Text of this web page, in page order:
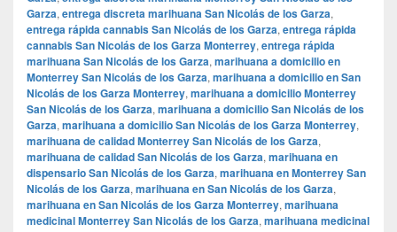
Garza, entrega discreta marihuana San Nicolás de los Garza,
entrega rápida cannabis San Nicolás de los Garza, entrega rápida
cannabis San Nicolás de los Garza Monterrey, entrega rápida
marihuana San Nicolás de los Garza, marihuana a domicilio en
Monterrey San Nicolás de los Garza, marihuana a domicilio en San
Nicolás de los Garza Monterrey, marihuana a domicilio Monterrey
San Nicolás de los Garza, marihuana a domicilio San Nicolás de los
Garza, marihuana a domicilio San Nicolás de los Garza Monterrey,
marihuana de calidad Monterrey San Nicolás de los Garza,
marihuana de calidad San Nicolás de los Garza, marihuana en
dispensario San Nicolás de los Garza, marihuana en Monterrey San
Nicolás de los Garza, marihuana en San Nicolás de los Garza,
marihuana en San Nicolás de los Garza Monterrey, marihuana
medicinal Monterrey San Nicolás de los Garza, marihuana medicinal